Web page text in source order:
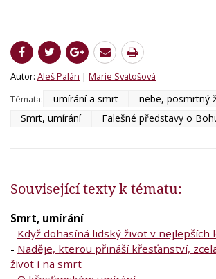
Autor: Aleš Palán | Marie Svatošová
Témata:
umírání a smrt
nebe, posmrtný
Smrt, umírání
Falešné představy o
Související texty k tématu:
Smrt, umírání
- Když dohasíná lidský život v nejlepších
- Naděje, kterou přináší křesťanství,
život i na smrt